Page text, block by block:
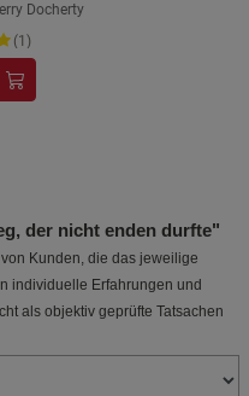
Docherty
(1)
der nicht enden durfte"
Kunden, die das jeweilige
individuelle Erfahrungen und
als objektiv geprüfte Tatsachen